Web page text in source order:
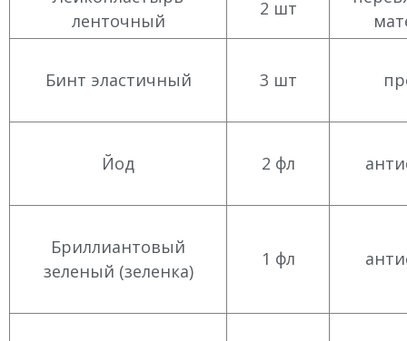
ленточный
2 шт
Бинт эластичный 3 шт
Йод 2 фл
Бриллиантовый
зеленый (зеленка)
1 фл